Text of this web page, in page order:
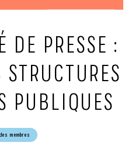
DE PRESSE :
PUBLIQUES
membres